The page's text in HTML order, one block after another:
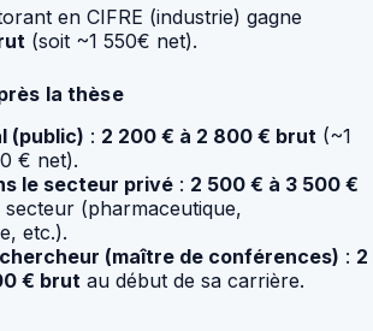
en CIFRE (industrie) gagne
(soit ~1 550€ net).
la thèse
(public) : 2 200 € à 2 800 € brut (~1
€ net).
le secteur privé : 2 500 € à 3 500 €
secteur (pharmaceutique,
etc.).
(maître de conférences) : 2
€ brut au début de sa carrière.